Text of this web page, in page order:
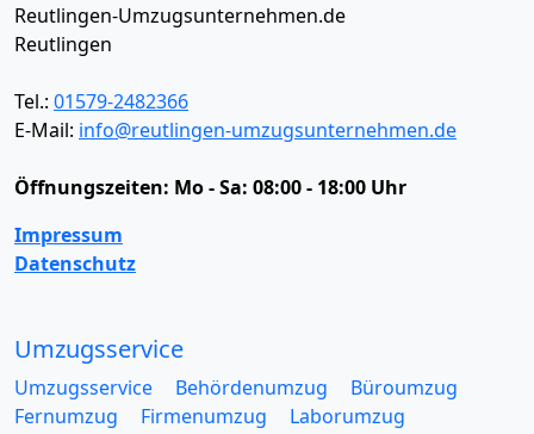
Reutlingen-Umzugsunternehmen.de
Reutlingen
Tel.: 01579-2482366
E-Mail: info@reutlingen-umzugsunternehmen.de
Öffnungszeiten: Mo - Sa: 08:00 - 18:00 Uhr
Impressum
Datenschutz
Umzugsservice
Umzugsservice Behördenumzug
Büroumzug
Fernumzug
Firmenumzug
Laborumzug